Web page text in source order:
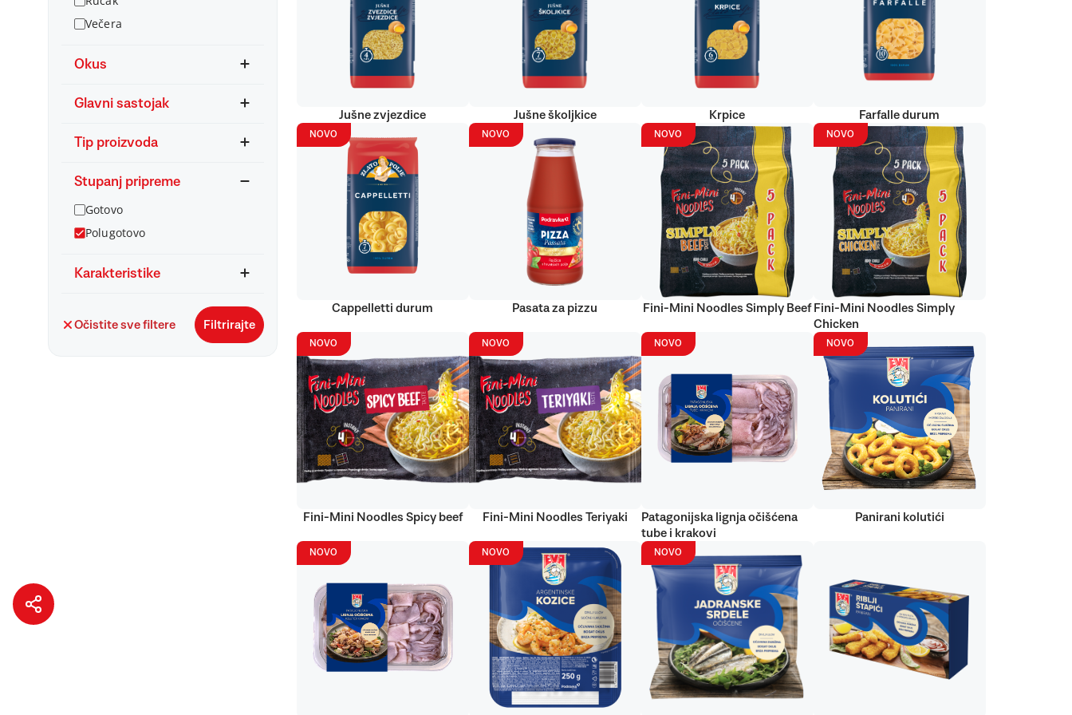
Večera
Okus
Glavni sastojak
Tip proizvoda
Stupanj pripreme
Gotovo
Polugotovo
Karakteristike
Očistite sve filtere Filtrirajte
Jušne zvjezdice Jušne školjkice Krpice Farfalle durum
NOVO
Cappelletti durum
NOVO
Pasata za pizzu
NOVO
Fini-Mini Noodles Simply Beef
NOVO
Fini-Mini Noodles Simply
Chicken
NOVO
Fini-Mini Noodles Spicy beef
NOVO
Fini-Mini Noodles Teriyaki
NOVO
Patagonijska lignja očišćena
tube i krakovi
NOVO
Panirani kolutići
NOVO NOVO NOVO